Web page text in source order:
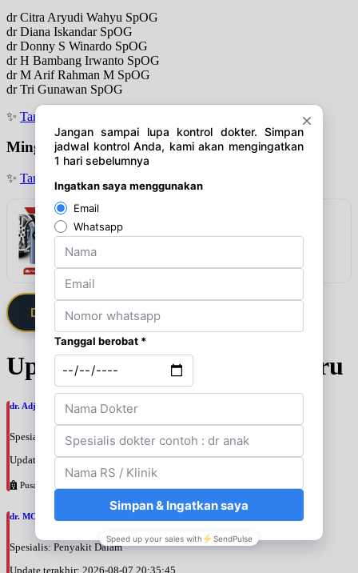
dr Citra Aryudi Wahyu SpOG
dr Diana Iskandar SpOG
dr Donny S Winardo SpOG
dr H Bambang Irwanto SpOG
dr M Arif Rahman M SpOG
dr Tri Gunawan SpOG
✨ Tanya jadwal (Respon Cepat)
Minggu
✨ Tanya jadwal (Respon Cepat)
Rekomendasi
SOLUSI DARURAT PENGISIAN ANGIN DI
Daftarkan Saya via Member VIP
Update Jadwal Dokter terbaru
dr. Adji Suprajitno, SpPD
Spesialis: Penyakit Dalam
Update terakhir: 2026-08-07 20:37:59
Pusat Pertamina
dr. MOCHAMAD PASHA, SpPD
Spesialis: Penyakit Dalam
Update terakhir: 2026-08-07 20:35:45